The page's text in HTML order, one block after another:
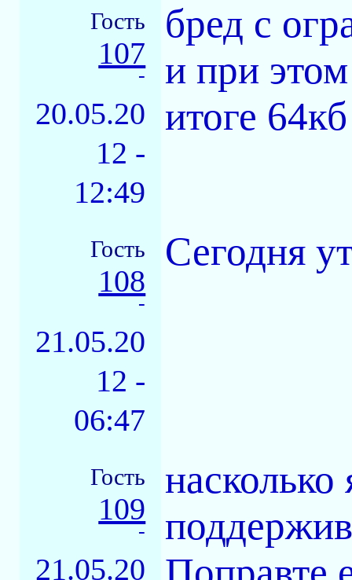
Гость
107
-
20.05.20
12 -
12:49
бред с
и при
итоге
Гость
108
-
21.05.20
12 -
06:47
Сегодня
Гость
109
-
21.05.20